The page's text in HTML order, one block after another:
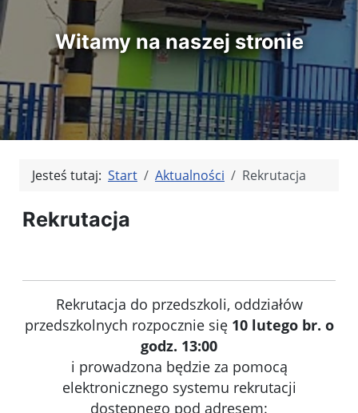
Witamy na naszej stronie
Jesteś tutaj: Start Aktualności Rekrutacja
Rekrutacja
Rekrutacja do przedszkoli, oddziałów
przedszkolnych rozpocznie się 10 lutego br. o
godz. 13:00
i prowadzona będzie za pomocą
elektronicznego systemu rekrutacji
dostępnego pod adresem: